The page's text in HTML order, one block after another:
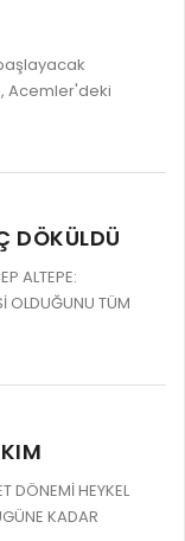
Acemler'deki
DÖKÜLDÜ
ALTEPE:
OLDUĞUNU TÜM
DÖNEMİ HEYKEL
KADAR